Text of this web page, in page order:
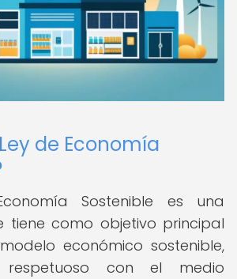
de Economía
Sostenible es una
tiene como objetivo principal
económico sostenible,
con el medio